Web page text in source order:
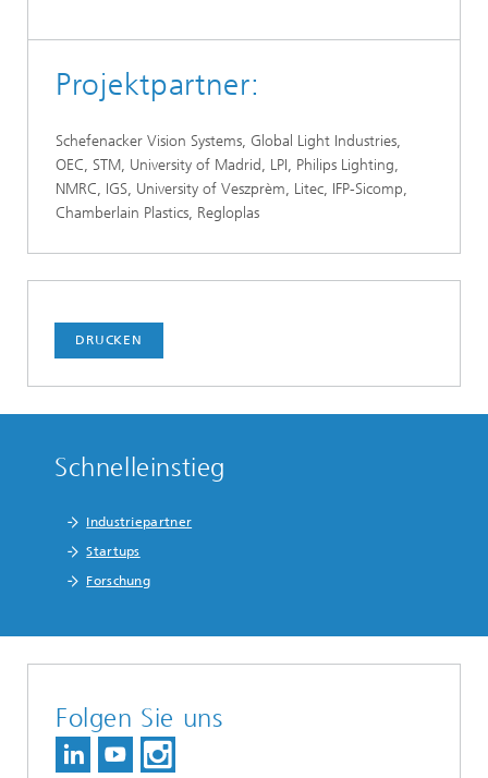
Projektpartner:
Schefenacker Vision Systems, Global Light Industries,
OEC, STM, University of Madrid, LPI, Philips Lighting,
NMRC, IGS, University of Veszprèm, Litec, IFP-Sicomp,
Chamberlain Plastics, Regloplas
DRUCKEN
Schnelleinstieg
Industriepartner
Startups
Forschung
Folgen Sie uns